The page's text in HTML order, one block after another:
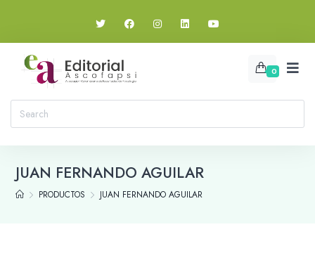
0
JUAN FERNANDO AGUILAR
PRODUCTOS JUAN FERNANDO AGUILAR